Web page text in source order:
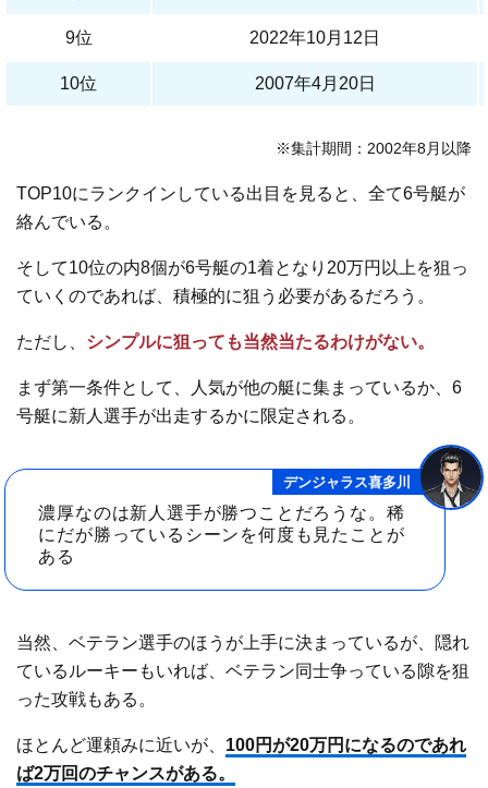
9位 2022年10月12日
10位 2007年4月20日
※集計期間：2002年8月以降
TOP10にランクインしている出目を見ると、全て6号艇が
絡んでいる。
そして10位の内8個が6号艇の1着となり20万円以上を狙っ
ていくのであれば、積極的に狙う必要があるだろう。
ただし、 シンプルに狙っても当然当たるわけがない。
まず第一条件として、人気が他の艇に集まっているか、6
号艇に新人選手が出走するかに限定される。
デンジャラス喜多川
濃厚なのは新人選手が勝つことだろうな。稀
にだが勝っているシーンを何度も見たことが
ある
当然、ベテラン選手のほうが上手に決まっているが、隠れ
ているルーキーもいれば、ベテラン同士争っている隙を狙
った攻戦もある。
ほとんど運頼みに近いが、 100円が20万円になるのであれ
ば2万回のチャンスがある。